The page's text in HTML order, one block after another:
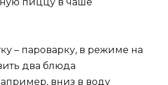
– пароварку, в режиме на
два блюда
вниз в воду